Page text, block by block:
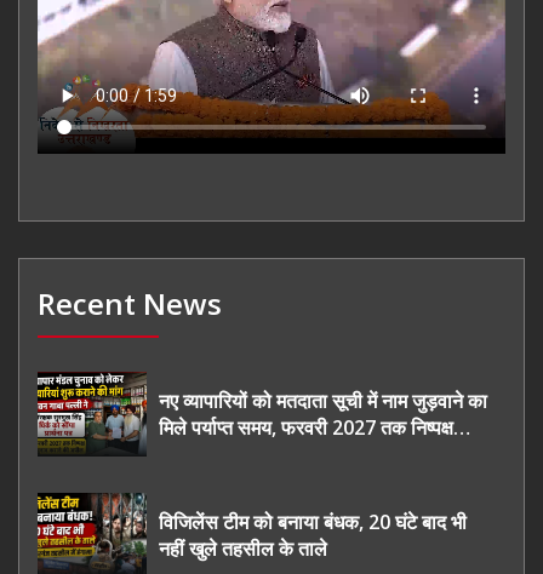
Recent News
नए व्यापारियों को मतदाता सूची में नाम जुड़वाने का
मिले पर्याप्त समय, फरवरी 2027 तक निष्पक्ष
विजिलेंस टीम को बनाया बंधक, 20 घंटे बाद भी
नहीं खुले तहसील के ताले